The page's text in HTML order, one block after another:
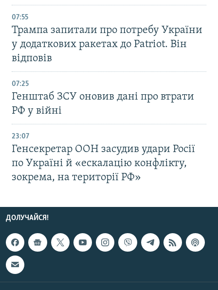
07:55
Трампа запитали про потребу України
у додаткових ракетах до Patriot. Він
відповів
07:25
Генштаб ЗСУ оновив дані про втрати
РФ у війні
23:07
Генсекретар ООН засудив удари Росії
по Україні й «ескалацію конфлікту,
зокрема, на території РФ»
ДОЛУЧАЙСЯ!